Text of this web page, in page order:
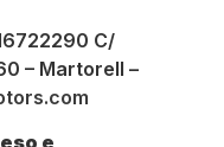
C/
– Martorell –